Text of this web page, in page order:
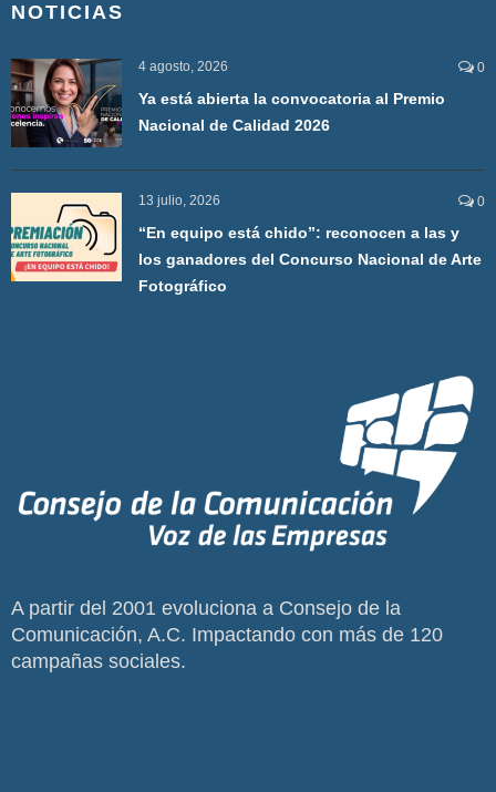
NOTICIAS
4 agosto, 2026 0
Ya está abierta la convocatoria al Premio
Nacional de Calidad 2026
13 julio, 2026 0
“En equipo está chido”: reconocen a las y
los ganadores del Concurso Nacional de Arte
Fotográfico
A partir del 2001 evoluciona a Consejo de la
Comunicación, A.C. Impactando con más de 120
campañas sociales.